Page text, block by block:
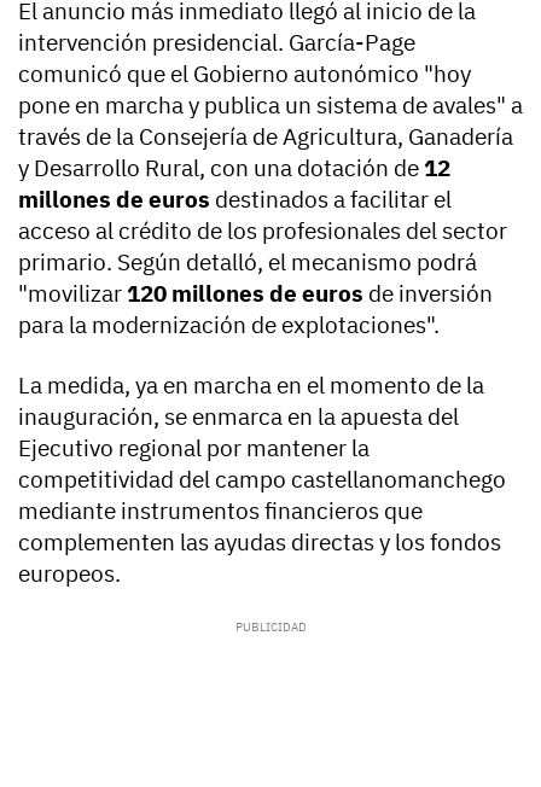
El anuncio más inmediato llegó al inicio de la
intervención presidencial. García-Page
comunicó que el Gobierno autonómico "hoy
pone en marcha y publica un sistema de avales" a
través de la Consejería de Agricultura, Ganadería
y Desarrollo Rural, con una dotación de 12
millones de euros destinados a facilitar el
acceso al crédito de los profesionales del sector
primario. Según detalló, el mecanismo podrá
"movilizar 120 millones de euros de inversión
para la modernización de explotaciones".
La medida, ya en marcha en el momento de la
inauguración, se enmarca en la apuesta del
Ejecutivo regional por mantener la
competitividad del campo castellanomanchego
mediante instrumentos financieros que
complementen las ayudas directas y los fondos
europeos.